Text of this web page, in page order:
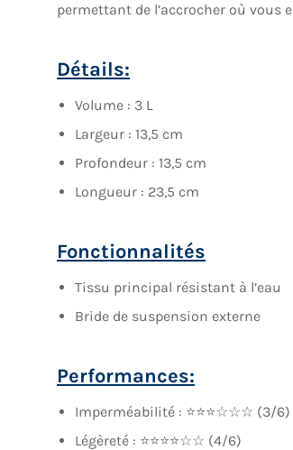
permettant de l’accrocher où vous
Détails:
Volume : 3 L
Largeur : 13,5 cm
Profondeur : 13,5 cm
Longueur : 23,5 cm
Fonctionnalités
Tissu principal résistant à l’eau
Bride de suspension externe
Performances:
Imperméabilité : ⭐⭐⭐☆☆☆ (3/6)
Légèreté : ⭐⭐⭐⭐☆☆ (4/6)